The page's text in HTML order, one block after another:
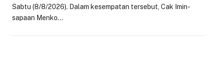
Sabtu (8/8/2026). Dalam kesempatan tersebut, Cak Imin-
sapaan Menko…